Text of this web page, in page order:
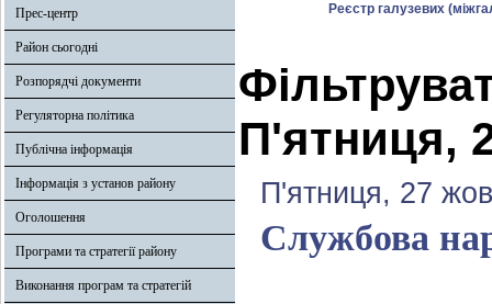
Прес-центр
Район сьогодні
Розпорядчі документи
Регуляторна політика
Публічна інформація
Інформація з установ району
Оголошення
Програми та стратегії району
Виконання програм та стратегій
Реєстр галузевих
П'ятниця,
П'ятниця, 27
Службова